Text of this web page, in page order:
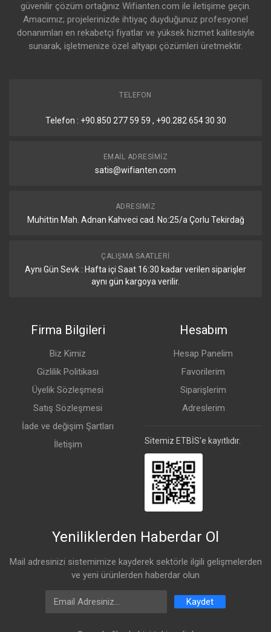
güvenilir çözüm ortağınız Wifianten.com ile iletişime geçin.
Amacımız; projelerinizde ihtiyaç duyduğunuz profesyonel
donanımları en rekabetçi fiyatlar ve yüksek hizmet kalitesiyle
sunarak, işletmenize özel altyapı çözümleri üretmektir.
TELEFON
Telefon : +90.850 277 59 59 , +90.282 654 30 30
EMAIL ADRESIMIZ
satis@wifianten.com
ADRESIMIZ
Muhittin Mah. Adnan Kahveci cad. No:25/a Çorlu Tekirdağ
ÇALIŞMA SAATLERI
Aynı Gün Sevk : Hafta içi Saat 16:30 kadar verilen siparişler
aynı gün kargoya verilir.
Firma Bilgileri
Biz Kimiz
Gizlilik Politikası
Üyelik Sözleşmesi
Satış Sözleşmesi
İade ve değişim Şartları
İletişim
Hesabım
Hesap Panelim
Favorilerim
Siparişlerim
Adreslerim
Sitemiz ETBİS'e kayıtlıdır.
Yeniliklerden Haberdar Ol
Mail adresinizi sistemimize kayderek sektörle ilgili gelişmelerden
ve yeni ürünlerden haberdar olun
Email Address
Kaydet